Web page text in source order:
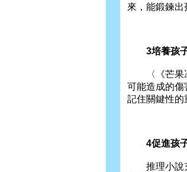
來，能鍛鍊出
3培養孩子
〈《芒果冰
可能造成的傷
記住關鍵性的
4促進孩子
推理小說充